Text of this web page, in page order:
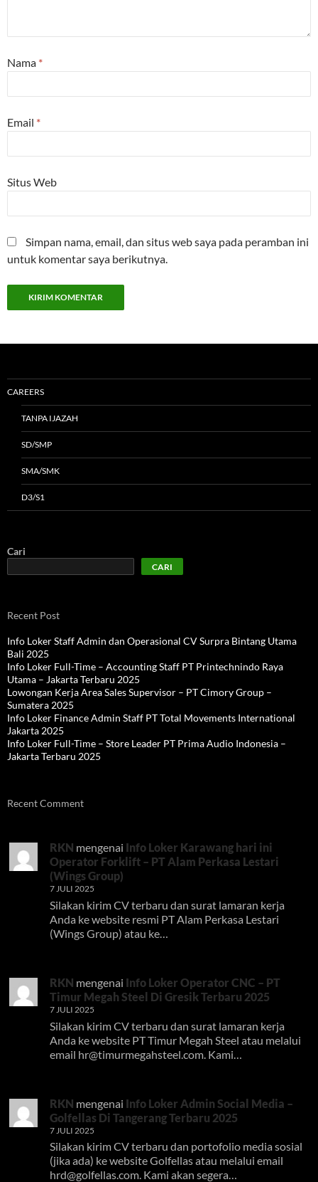
Nama *
Email *
Situs Web
Simpan nama, email, dan situs web saya pada peramban ini
untuk komentar saya berikutnya.
CAREERS
TANPA IJAZAH
SD/SMP
SMA/SMK
D3/S1
Cari
CARI
Recent Post
Info Loker Staff Admin dan Operasional CV Surpra Bintang Utama
Bali 2025
Info Loker Full-Time – Accounting Staff PT Printechnindo Raya
Utama – Jakarta Terbaru 2025
Lowongan Kerja Area Sales Supervisor – PT Cimory Group –
Sumatera 2025
Info Loker Finance Admin Staff PT Total Movements International
Jakarta 2025
Info Loker Full-Time – Store Leader PT Prima Audio Indonesia –
Jakarta Terbaru 2025
Recent Comment
RKN mengenai Info Loker Karawang hari ini
Operator Forklift – PT Alam Perkasa Lestari
(Wings Group)
7 JULI 2025
Silakan kirim CV terbaru dan surat lamaran kerja
Anda ke website resmi PT Alam Perkasa Lestari
(Wings Group) atau ke…
RKN mengenai Info Loker Operator CNC – PT
Timur Megah Steel Di Gresik Terbaru 2025
7 JULI 2025
Silakan kirim CV terbaru dan surat lamaran kerja
Anda ke website PT Timur Megah Steel atau melalui
email hr@timurmegahsteel.com . Kami…
RKN mengenai Info Loker Admin Social Media –
Golfellas Di Tangerang Terbaru 2025
7 JULI 2025
Silakan kirim CV terbaru dan portofolio media sosial
(jika ada) ke website Golfellas atau melalui email
hrd@golfellas.com. Kami akan segera…